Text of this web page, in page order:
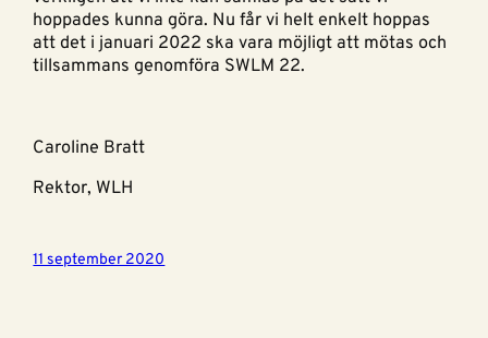
hoppades kunna göra. Nu får vi helt enkelt hoppas
att det i januari 2022 ska vara möjligt att mötas och
tillsammans genomföra SWLM 22.
Caroline Bratt
Rektor, WLH
11 september 2020